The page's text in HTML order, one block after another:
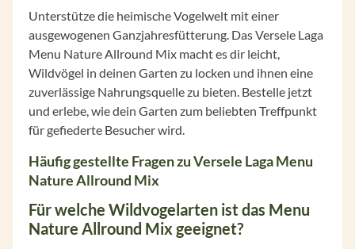
Unterstütze die heimische Vogelwelt mit einer
ausgewogenen Ganzjahresfütterung. Das Versele Laga
Menu Nature Allround Mix macht es dir leicht,
Wildvögel in deinen Garten zu locken und ihnen eine
zuverlässige Nahrungsquelle zu bieten. Bestelle jetzt
und erlebe, wie dein Garten zum beliebten Treffpunkt
für gefiederte Besucher wird.
Häufig gestellte Fragen zu Versele Laga Menu
Nature Allround Mix
Für welche Wildvogelarten ist das Menu
Nature Allround Mix geeignet?